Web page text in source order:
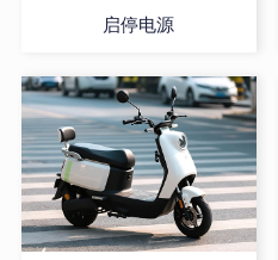
启停电源